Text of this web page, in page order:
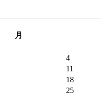
月
4
11
18
25